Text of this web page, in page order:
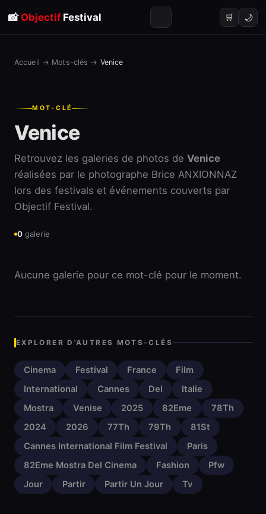
📸 ObjectifFestival 🛒 🌙
Accueil → Mots-clés → Venice
MOT-CLÉ
Venice
Retrouvez les galeries de photos de Venice
réalisées par le photographe Brice ANXIONNAZ
lors des festivals et événements couverts par
Objectif Festival.
0 galerie
Aucune galerie pour ce mot-clé pour le moment.
EXPLORER D'AUTRES MOTS-CLÉS
Cinema Festival France
Film
International
Cannes Del
Italie
Mostra
Venise 2025 82Eme
78Th
2024
2026 77Th 79Th
81St
Cannes International Film Festival
Paris
82Eme Mostra Del Cinema
Fashion
Pfw
Jour
Partir Partir Un Jour Tv